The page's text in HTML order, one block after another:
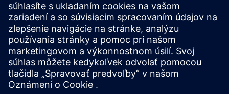
Začnite svoju cestu
Kontaktujte nás